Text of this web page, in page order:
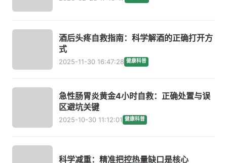
酒后头疼自救指南：科学解酒的正确打开方
式
2025-11-30 16:47:28 健康科普
急性肠胃炎黄金4小时自救：正确处置与误
区避坑关键
2025-10-30 11:12:01 健康科普
科学减重：精准把控热量缺口是核心